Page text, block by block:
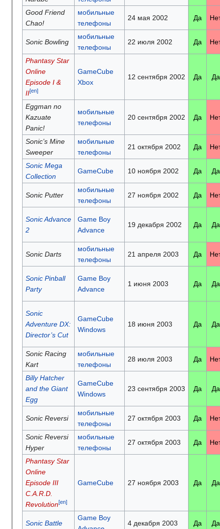
Good Friend
Chao!
мобильные
телефоны
24 мая 2002 Да
Sonic Bowling
мобильные
телефоны
22 июля 2002 Да
Phantasy Star
Online
Episode I &
II[en]
GameCube
Xbox
12 сентября 2002 Да Да
Eggman no
Kazuate
Panic!
мобильные
телефоны
20 сентября 2002 Да
Sonic’s Mine
Sweeper
мобильные
телефоны
21 октября 2002 Да
Sonic Mega
Collection
GameCube 10 ноября 2002 Да Да
Sonic Putter
мобильные
телефоны
27 ноября 2002 Да
Sonic Advance
2
Game Boy
Advance
19 декабря 2002 Да Да
Sonic Darts
мобильные
телефоны
21 апреля 2003 Да
Sonic Pinball
Party
Game Boy
Advance
1 июня 2003 Да Да
Sonic
Adventure DX:
Director’s Cut
GameCube
Windows
18 июня 2003 Да Да
Sonic Racing
Kart
мобильные
телефоны
28 июля 2003 Да
Billy Hatcher
and the Giant
Egg
GameCube
Windows
23 сентября 2003 Да Да
Sonic Reversi
мобильные
телефоны
27 октября 2003 Да
Sonic Reversi
Hyper
мобильные
телефоны
27 октября 2003 Да
Phantasy Star
Online
Episode III
C.A.R.D.
Revolution[en]
GameCube 27 ноября 2003 Да Да
Sonic Battle
Game Boy
4 декабря 2003 Да Да